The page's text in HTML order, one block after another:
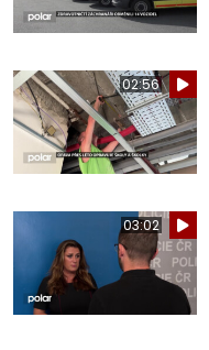
02:56
03:02